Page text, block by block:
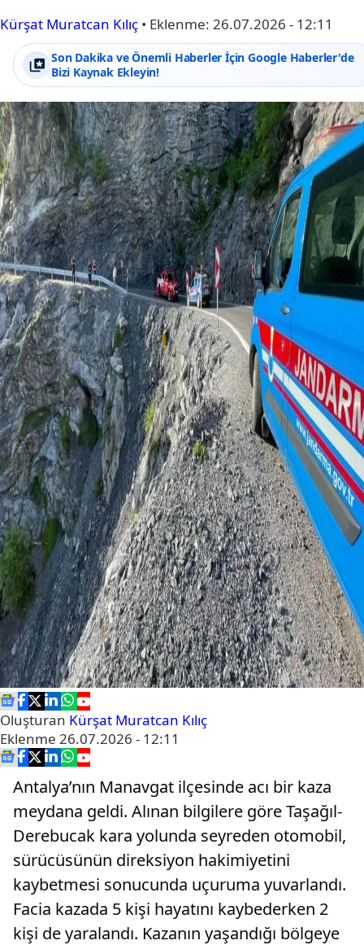
Kürşat Muratcan Kılıç • Eklenme: 26.07.2026 - 12:11
Son Dakika ve Önemli Haberler İçin Google Haberler'de
Bizi Kaynak Ekleyin!
Oluşturan Kürşat Muratcan Kılıç
Eklenme 26.07.2026 - 12:11
Antalya’nın Manavgat ilçesinde acı bir kaza
meydana geldi. Alınan bilgilere göre Taşağıl-
Derebucak kara yolunda seyreden otomobil,
sürücüsünün direksiyon hakimiyetini
kaybetmesi sonucunda uçuruma yuvarlandı.
Facia kazada 5 kişi hayatını kaybederken 2
kişi de yaralandı. Kazanın yaşandığı bölgeye